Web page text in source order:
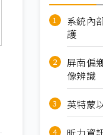
系統內
護
屏南偏
像辨識
英特蒙